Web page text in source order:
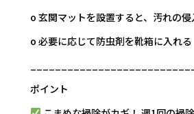
o 玄関マットを設置すると、汚れの侵
o 必要に応じて防虫剤を靴箱に入れる
ポイント